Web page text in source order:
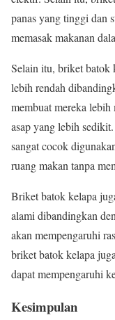
panas yang tinggi dan
memasak makanan
Selain itu, briket batok
lebih rendah
membuat mereka
asap yang lebih
sangat cocok
ruang makan tanpa
Briket batok kelapa
alami dibandingkan
akan mempengaruhi
briket batok kelapa
dapat mempengaruhi
Kesimpulan